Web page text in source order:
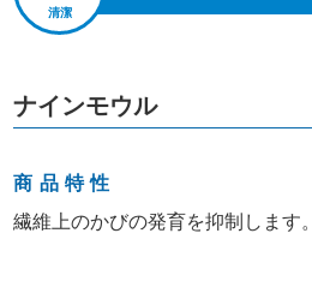
清潔
ナインモウル
商品特性
繊維上のかびの発育を抑制します。